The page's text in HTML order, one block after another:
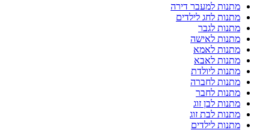
מתנות למעבר דירה
מתנות לחג לילדים
מתנות לגבר
מתנות לאישה
מתנות לאמא
מתנות לאבא
מתנות ליולדת
מתנות לחברה
מתנות לחבר
מתנות לבן זוג
מתנות לבת זוג
מתנות לילדים